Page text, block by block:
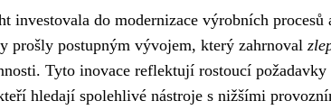
investovala do modernizace výrobních
prošly postupným vývojem, který zahrnoval
Tyto inovace reflektují rostoucí
hledají spolehlivé nástroje s nižšími